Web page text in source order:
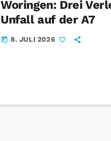
Woringen: Drei
Unfall auf der A7
today 8. JULI 2026